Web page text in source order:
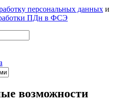
персональных данных и
ПДн в ФСЭ
возможности